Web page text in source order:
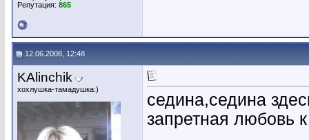
Репутация: 865
12.06.2008, 12:48
KAlinchik
хохлушка-тамадушка:)
седина,седина
запретная любовь